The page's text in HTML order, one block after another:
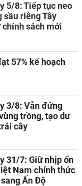
5/8: Tiếp tục neo
sầu riêng Tây
sách mới
57% kế hoạch
3/8: Vẫn đứng
trồng, tạo dư
cây
31/7: Giữ nhịp ổn
Nam chính thức
Ấn Độ